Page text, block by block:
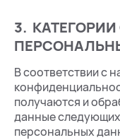
3.
В соответствии с
получаются и
данные следующих
персональных